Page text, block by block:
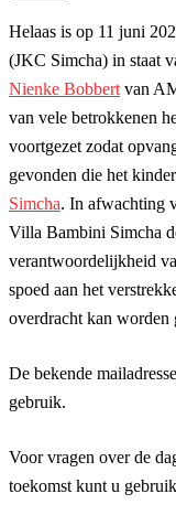
Helaas is op 11 juni
(JKC Simcha) in staat
Nienke Bobbert van
van vele betrokkenen
voortgezet zodat
gevonden die het
Simcha. In afwachting
Villa Bambini Simcha
verantwoordelijkheid
spoed aan het
overdracht kan worden
De bekende
gebruik.
Voor vragen over de
toekomst kunt u